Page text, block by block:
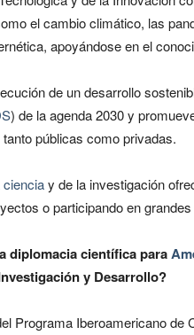
el cambio climático, las
apoyándose en el
de un desarrollo
) de la agenda 2030 y
públicas como privadas.
cienciay de la investigación
o participando en
diplomacia científica para
y Desarrollo?
Programa Iberoamericano de